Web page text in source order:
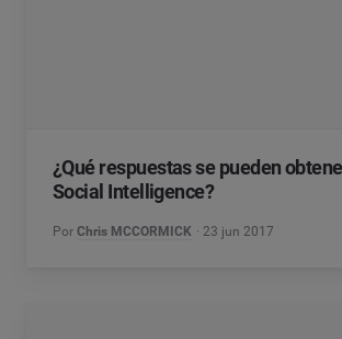
¿Qué respuestas se pueden
Social Intelligence?
Por Chris MCCORMICK 23 jun 2017